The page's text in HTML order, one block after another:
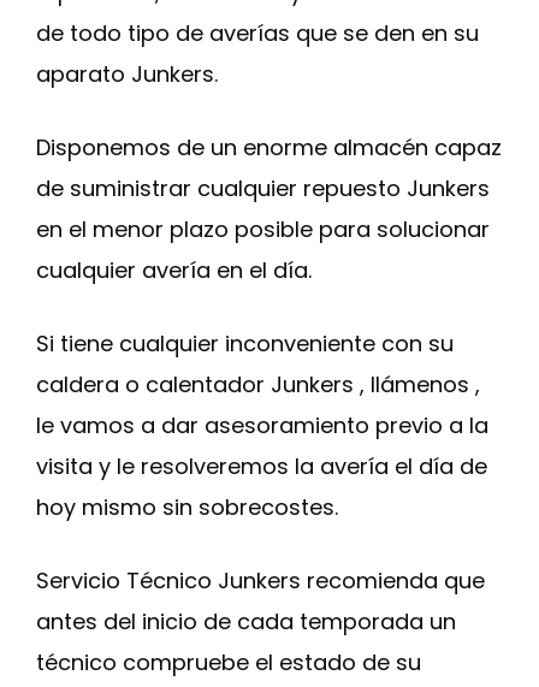
de todo tipo de averías que se den en su
aparato Junkers.
Disponemos de un enorme almacén capaz
de suministrar cualquier repuesto Junkers
en el menor plazo posible para solucionar
cualquier avería en el día.
Si tiene cualquier inconveniente con su
caldera o calentador Junkers , llámenos ,
le vamos a dar asesoramiento previo a la
visita y le resolveremos la avería el día de
hoy mismo sin sobrecostes.
Servicio Técnico Junkers recomienda que
antes del inicio de cada temporada un
técnico compruebe el estado de su